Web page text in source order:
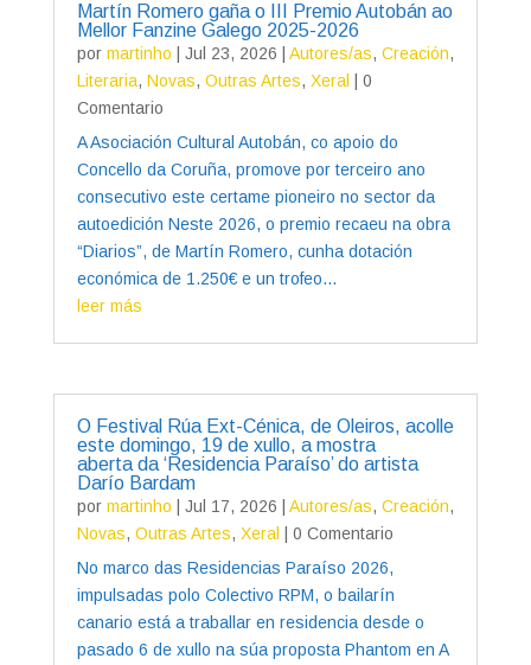
Martín Romero gaña o III Premio Autobán ao
Mellor Fanzine Galego 2025-2026
por martinho Jul 23, 2026 Autores/as, Creación,
Literaria, Novas, Outras Artes, Xeral
| 0
Comentario
A Asociación Cultural Autobán, co apoio do
Concello da Coruña, promove por terceiro ano
consecutivo este certame pioneiro no sector da
autoedición Neste 2026, o premio recaeu na obra
“Diarios”, de Martín Romero, cunha dotación
económica de 1.250€ e un trofeo...
leer más
O Festival Rúa Ext-Cénica, de Oleiros, acolle
este domingo, 19 de xullo, a mostra
aberta da ‘Residencia Paraíso’ do artista
Darío Bardam
por martinho Jul 17, 2026 Autores/as, Creación,
Novas, Outras Artes, Xeral
| 0 Comentario
No marco das Residencias Paraíso 2026,
impulsadas polo Colectivo RPM, o bailarín
canario está a traballar en residencia desde o
pasado 6 de xullo na súa proposta Phantom en A